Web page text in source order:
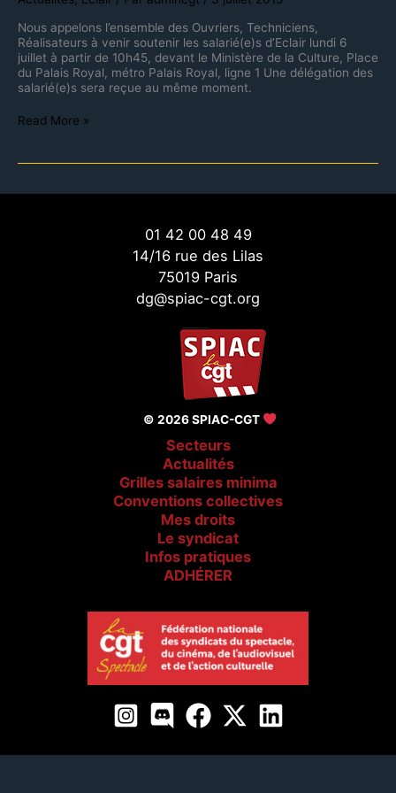
Nous appelons l’ensemble des Ouvriers, Techniciens,
Réalisateurs à venir soutenir les salarié(e)s d’Eclair lundi 6
juillet à partir de 10h45, devant le Ministère de la Culture, Place
du Palais Royal, métro Palais Royal, ligne 1 Une délégation des
salarié(e)s sera reçue au même moment.
Read More »
01 42 00 48 49
14/16 rue des Lilas
75019 Paris
dg@spiac-cgt.org
© 2026 SPIAC-CGT
Secteurs
Actualités
Grilles salaires minima
Conventions collectives
Mes droits
Le syndicat
Infos pratiques
ADHÉRER